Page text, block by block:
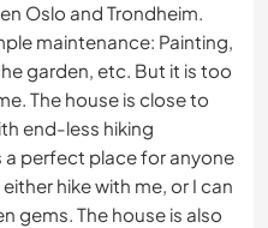
Oslo and Trondheim.
maintenance: Painting,
garden, etc. But it is too
The house is close to
end-less hiking
a perfect place for anyone
hike with me, or I can
gems. The house is also